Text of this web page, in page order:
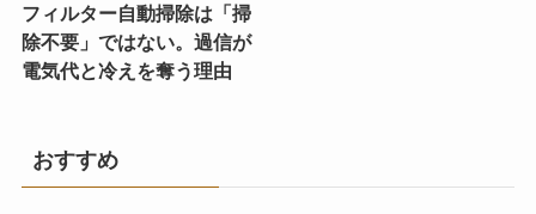
フィルター自動掃除は「掃
除不要」ではない。過信が
電気代と冷えを奪う理由
おすすめ